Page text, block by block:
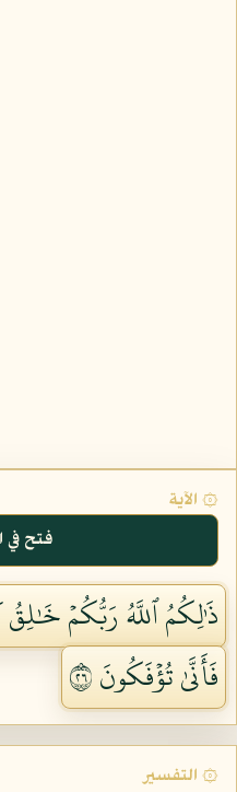
۞ الآية
فتح
ذَٰلِكُمُ ٱللَّهُ رَبُّكُمۡ خَٰلِقُ
فَأَنَّىٰ تُؤۡفَكُونَ ٦٢
۞ التفسير